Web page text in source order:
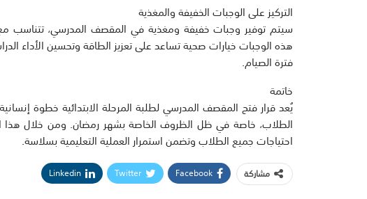
التركيز على الوجبات الخفيفة والمغذية
سيتم توفير وجبات خفيفة ومغذية في المقصف المدرسي، تتناسب
هذه الوجبات خيارات صحية تساعد على تعزيز الطاقة وتحسين الأداء
فترة الصيام.
خاتمة
يُعد قرار فتح المقصف المدرسي لطلبة المرحلة الابتدائية خطوة
الطلاب، خاصة في ظل الظروف الخاصة بشهر رمضان. ومن خلال هذا
احتياجات جميع الطلاب وتضمن استمرار العملية التعليمية بسلاسة.
مشاركة Facebook
Twitter
Linkedin